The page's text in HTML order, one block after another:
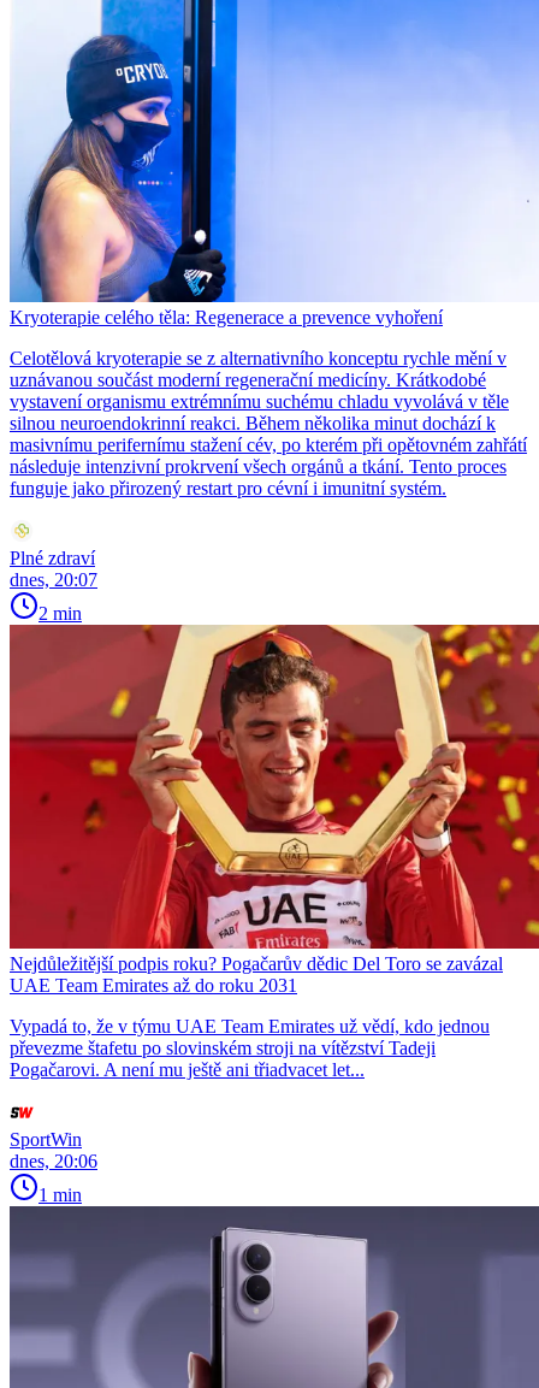
Kryoterapie celého těla: Regenerace a prevence vyhoření
Celotělová kryoterapie se z alternativního konceptu rychle mění v
uznávanou součást moderní regenerační medicíny. Krátkodobé
vystavení organismu extrémnímu suchému chladu vyvolává v těle
silnou neuroendokrinní reakci. Během několika minut dochází k
masivnímu perifernímu stažení cév, po kterém při opětovném zahřátí
následuje intenzivní prokrvení všech orgánů a tkání. Tento proces
funguje jako přirozený restart pro cévní i imunitní systém.
Plné zdraví
dnes, 20:07
2 min
Nejdůležitější podpis roku? Pogačarův dědic Del Toro se zavázal
UAE Team Emirates až do roku 2031
Vypadá to, že v týmu UAE Team Emirates už vědí, kdo jednou
převezme štafetu po slovinském stroji na vítězství Tadeji
Pogačarovi. A není mu ještě ani třiadvacet let...
SportWin
dnes, 20:06
1 min